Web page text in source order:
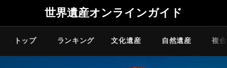
世界遺産オンラインガイド
トップ ランキング 文化遺産 自然遺産 複